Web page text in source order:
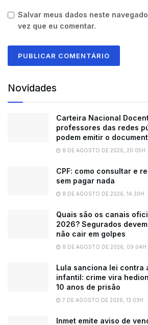
Salvar meus dados neste
vez que eu comentar.
Novidades
Carteira Nacional
professores das redes
podem emitir o
8 DE AGOSTO DE 2026, 20:05H
CPF: como consultar e
sem pagar nada
8 DE AGOSTO DE 2026, 14:30H
Quais são os canais
2026? Segurados
não cair em golpes
8 DE AGOSTO DE 2026, 09:04H
Lula sanciona lei contra
infantil: crime vira
10 anos de prisão
7 DE AGOSTO DE 2026, 13:03H
Inmet emite aviso de